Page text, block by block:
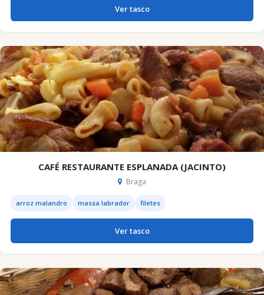
Ver tasco
CAFÉ RESTAURANTE ESPLANADA (JACINTO)
Braga
arroz malandro massa labrador filetes
Ver tasco